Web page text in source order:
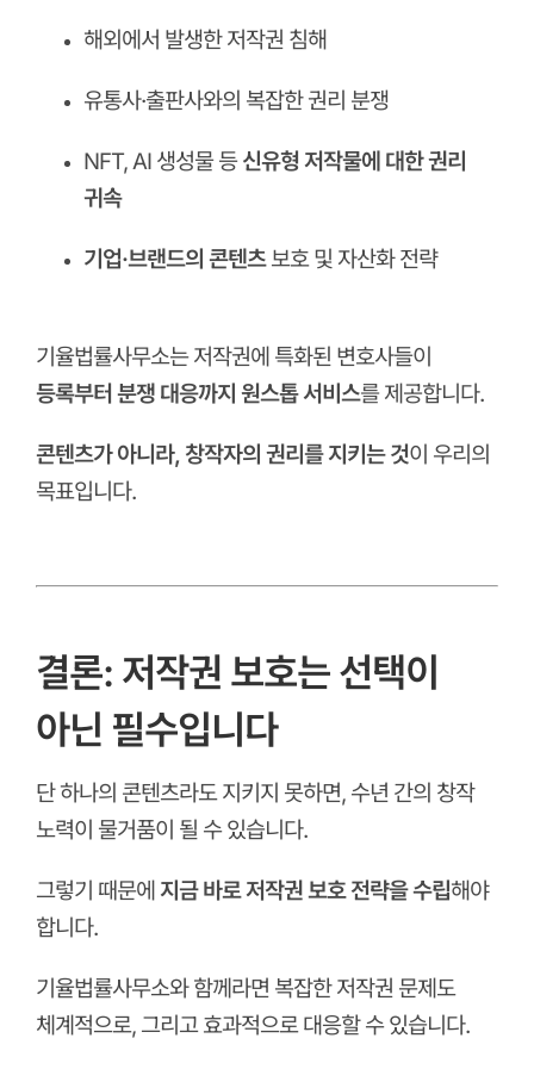
해외에서 발생한 저작권 침해
유통사·출판사와의 복잡한 권리 분쟁
NFT, AI 생성물 등신유형 저작물에 대한 권리
귀속
기업·브랜드의 콘텐츠보호 및 자산화 전략
기율법률사무소는 저작권에 특화된 변호사들이
등록부터 분쟁 대응까지 원스톱 서비스를 제공합니다.
콘텐츠가 아니라, 창작자의 권리를 지키는 것이 우리의
목표입니다.
결론: 저작권 보호는 선택이
아닌 필수입니다
단 하나의 콘텐츠라도 지키지 못하면, 수년 간의 창작
노력이 물거품이 될 수 있습니다.
그렇기 때문에 지금 바로 저작권 보호 전략을 수립해야
합니다.
기율법률사무소와 함께라면 복잡한 저작권 문제도
체계적으로, 그리고 효과적으로 대응할 수 있습니다.